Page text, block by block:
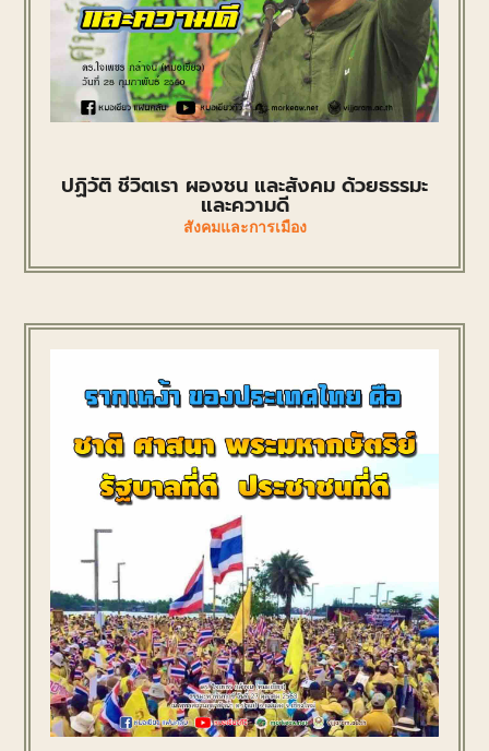
ปฏิวัติ ชีวิตเรา ผองชน และสังคม ด้วยธรรมะ
และความดี
สังคมและการเมือง